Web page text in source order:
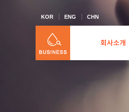
KOR ENG CHN
회사소개